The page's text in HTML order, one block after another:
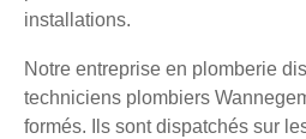
installations.
Notre entreprise en plomberie
techniciens plombiers
formés. Ils sont dispatchés sur